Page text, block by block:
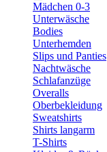
Mädchen 0-3
Unterwäsche
Bodies
Unterhemden
Slips und Panties
Nachtwäsche
Schlafanzüge
Overalls
Oberbekleidung
Sweatshirts
Shirts langarm
T-Shirts